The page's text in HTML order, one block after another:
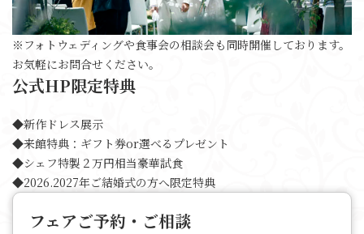
※フォトウェディングや食事会の相談会も同時開催しております。
お気軽にお問合せください。
公式HP限定特典
◆新作ドレス展示
◆来館特典：ギフト券or選べるプレゼント
◆シェフ特製２万円相当豪華試食
◆2026.2027年ご結婚式の方へ限定特典
フェアご予約・ご相談